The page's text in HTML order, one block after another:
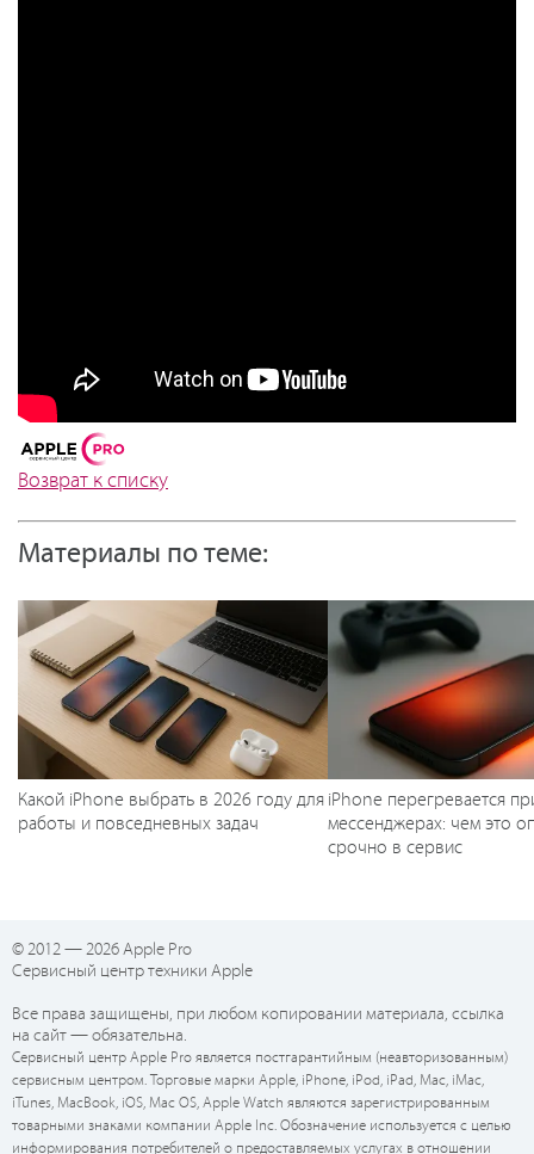
Возврат к списку
Материалы по теме:
Какой iPhone выбрать в 2026 году для
работы и повседневных задач
iPhone перегревается
мессенджерах: чем это
срочно в сервис
© 2012 — 2026 Apple Pro
Сервисный центр техники Apple
Все права защищены, при любом копировании материала, ссылка
на сайт — обязательна.
Сервисный центр Apple Pro является постгарантийным (неавторизованным)
сервисным центром. Торговые марки Apple, iPhone, iPod, iPad, Mac, iMac,
iTunes, MacBook, iOS, Mac OS, Apple Watch являются зарегистрированным
товарными знаками компании Apple Inc. Обозначение используется с целью
информирования потребителей о предоставляемых услугах в отношении